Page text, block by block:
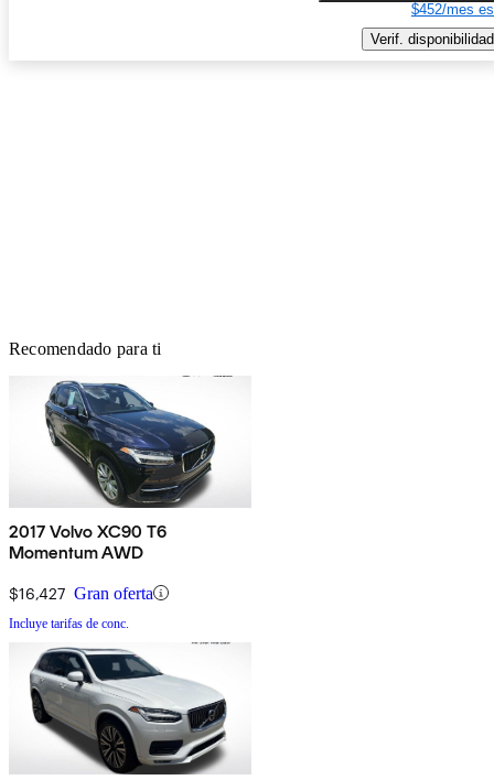
$452/mes
Verif. disponibilidad
Recomendado para ti
2017 Volvo XC90 T6
Momentum AWD
$16,427 Gran oferta
Incluye tarifas de conc.